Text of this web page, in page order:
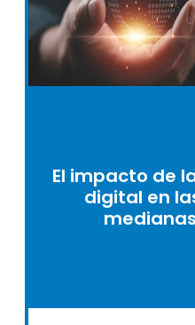
El impacto de
digital en